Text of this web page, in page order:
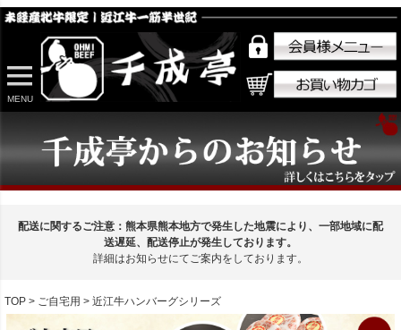
MENU
配送に関するご注意：熊本県熊本地方で発生した地震により、一部地域に配
送遅延、配送停止が発生しております。
詳細はお知らせにてご案内をしております。
TOP ご自宅用 近江牛ハンバーグシリーズ